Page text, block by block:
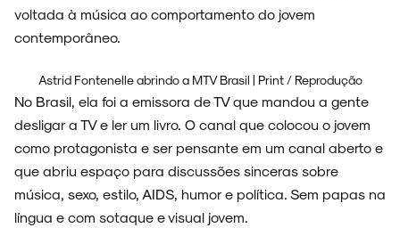
ARQUIVO
ESPECIAIS
voltada à música ao comportamento do jovem
contemporâneo.
Astrid Fontenelle abrindo a MTV Brasil | Print / Reprodução
No Brasil, ela foi a emissora de TV que mandou a gente
desligar a TV e ler um livro. O canal que colocou o jovem
como protagonista e ser pensante em um canal aberto e
que abriu espaço para discussões sinceras sobre
música, sexo, estilo, AIDS, humor e política. Sem papas na
língua e com sotaque e visual jovem.